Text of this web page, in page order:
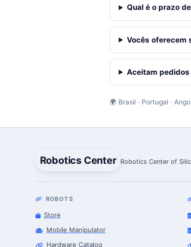
Qual é o prazo
Vocês oferecem
Aceitam
🌍 Brasil · Portugal ·
Robotics Center Robotics Center of
ROBOTS
Store
Mobile Manipulator
Hardware Catalog